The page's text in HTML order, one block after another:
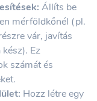
Állíts be
mérföldkőnél (pl.
vár, javítás
Ez
számát és
Hozz létre egy